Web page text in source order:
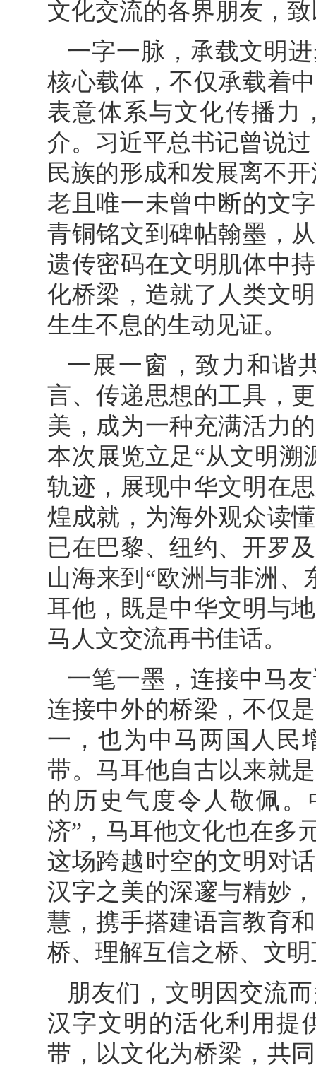
文化交流的各界朋友，
一字一脉，承载文明
核心载体，不仅承载着
表意体系与文化传播力
介。习近平总书记曾说
民族的形成和发展离不
老且唯一未曾中断的文
青铜铭文到碑帖翰墨，
遗传密码在文明肌体中
化桥梁，造就了人类文
生生不息的生动见证。
一展一窗，致力和谐
言、传递思想的工具，
美，成为一种充满活力
本次展览立足“从文明溯
轨迹，展现中华文明在
煌成就，为海外观众读
已在巴黎、纽约、开罗
山海来到“欧洲与非洲、
耳他，既是中华文明与
马人文交流再书佳话。
一笔一墨，连接中马
连接中外的桥梁，不仅
一，也为中马两国人民
带。马耳他自古以来就
的历史气度令人敬佩
济”，马耳他文化也在多
这场跨越时空的文明对
汉字之美的深邃与精妙
慧，携手搭建语言教育
桥、理解互信之桥、文
朋友们，文明因交流
汉字文明的活化利用提
带，以文化为桥梁，共